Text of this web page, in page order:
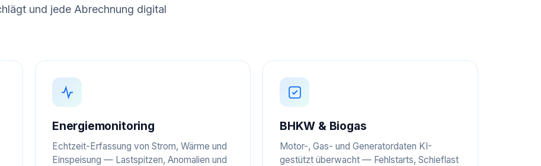
und jede Abrechnung digital
Energiemonitoring
Echtzeit-Erfassung von Strom, Wärme und
Einspeisung — Lastspitzen, Anomalien und
BHKW & Biogas
Motor-, Gas- und Generatordaten KI-
gestützt überwacht — Fehlstarts, Schieflast